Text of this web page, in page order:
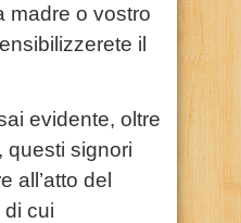
madre o vostro
il
evidente, oltre
questi signori
all’atto del
di cui